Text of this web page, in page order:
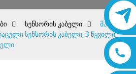
სენსორის კაბელი
მაღალი
სენსორის კაბელი, 3 წყვილი